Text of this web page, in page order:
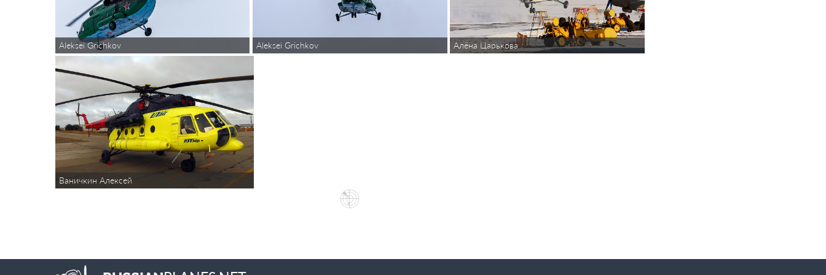
Aleksei Grichkov Aleksei Grichkov Алёна Царькова
Ваничкин Алексей